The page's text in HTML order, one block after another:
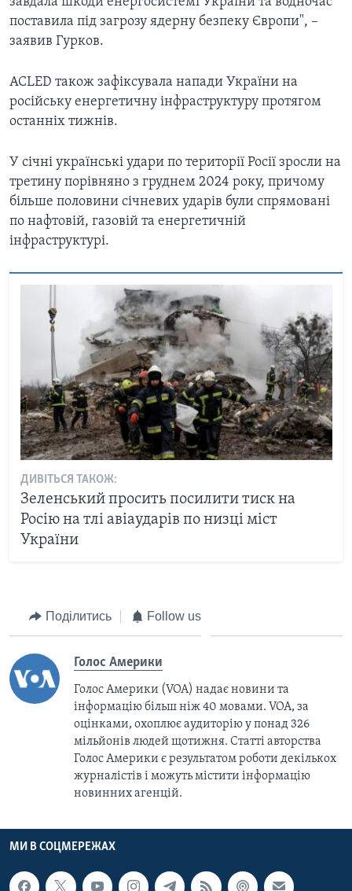
поставила під загрозу ядерну безпеку Європи", –
заявив Гурков.
ACLED також зафіксувала напади України на
російську енергетичну інфраструктуру протягом
останніх тижнів.
У січні українські удари по території Росії зросли на
третину порівняно з груднем 2024 року, причому
більше половини січневих ударів були спрямовані
по нафтовій, газовій та енергетичній
інфраструктурі.
ДИВІТЬСЯ ТАКОЖ:
Зеленський просить посилити тиск на
Росію на тлі авіаударів по низці міст
України
Поділитись Follow us
Голос Америки
Голос Америки (VOA) надає новини та
інформацію більш ніж 40 мовами. VOA, за
оцінками, охоплює аудиторію у понад 326
мільйонів людей щотижня. Статті авторства
Голос Америки є результатом роботи декількох
журналістів і можуть містити інформацію
новинних агенцій.
МИ В СОЦМЕРЕЖАХ